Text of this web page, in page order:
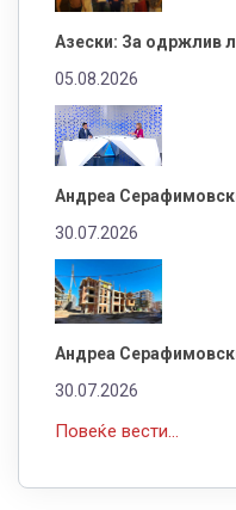
Азески: За одржлив
05.08.2026
Андреа
30.07.2026
Андреа
30.07.2026
Повеќе вести...